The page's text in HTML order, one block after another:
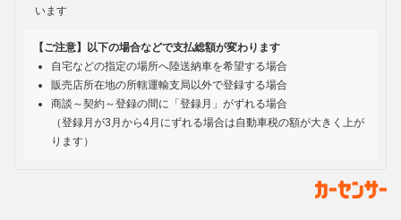
います
【ご注意】以下の場合などで支払総額が変わります
自宅などの指定の場所へ陸送納車を希望する場合
販売店所在地の所轄運輸支局以外で登録する場合
商談～契約～登録の間に「登録月」がずれる場合
（登録月が3月から4月にずれる場合は自動車税の額が大きく上が
ります）